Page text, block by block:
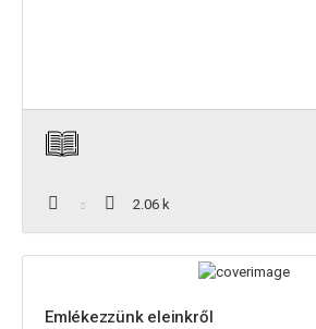
2.06 k
Emlékezzünk eleinkről